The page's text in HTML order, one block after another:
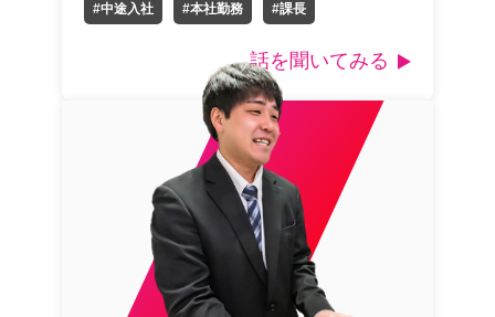
#中途入社 #本社勤務 #課長
話を聞いてみる